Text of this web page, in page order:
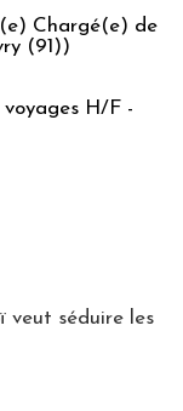
Chargé(e) de
(91))
voyages H/F -
veut séduire les